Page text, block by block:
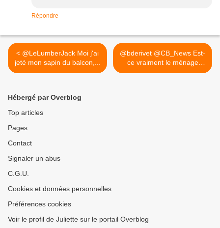
Répondre
< @LeLumberJack Moi j'ai
jeté mon sapin du balcon,...
@bderivet @CB_News Est-
ce vraiment le ménage
qui... >
Hébergé par Overblog
Top articles
Pages
Contact
Signaler un abus
C.G.U.
Cookies et données personnelles
Préférences cookies
Voir le profil de Juliette sur le portail Overblog